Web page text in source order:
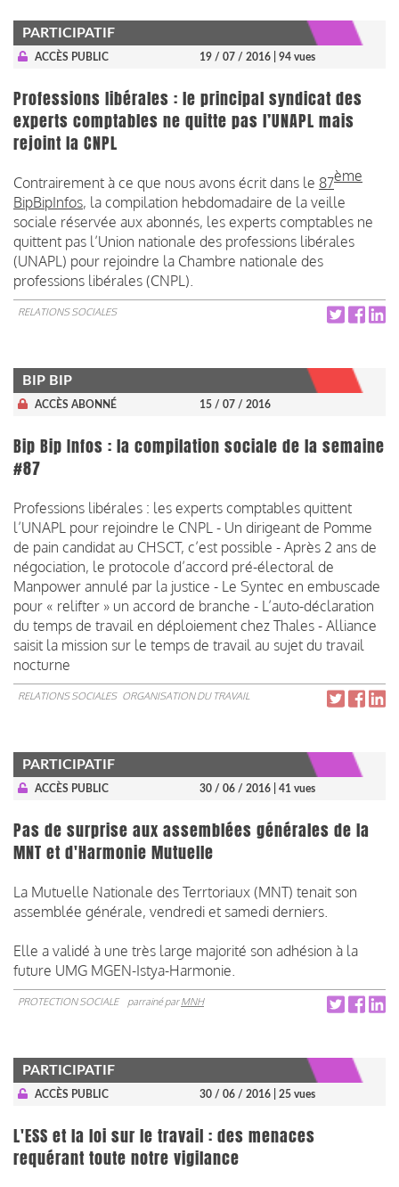
PARTICIPATIF
ACCÈS PUBLIC 19 / 07 / 2016 | 94 vues
Professions libérales : le principal syndicat des
experts comptables ne quitte pas l’UNAPL mais
rejoint la CNPL
Contrairement à ce que nous avons écrit dans le 87ème
BipBipInfos, la compilation hebdomadaire de la veille
sociale réservée aux abonnés, les experts comptables ne
quittent pas l’Union nationale des professions libérales
(UNAPL) pour rejoindre la Chambre nationale des
professions libérales (CNPL).
RELATIONS SOCIALES
BIP BIP
ACCÈS ABONNÉ 15 / 07 / 2016
Bip Bip Infos : la compilation sociale de la semaine
#87
Professions libérales : les experts comptables quittent
l’UNAPL pour rejoindre le CNPL - Un dirigeant de Pomme
de pain candidat au CHSCT, c’est possible - Après 2 ans de
négociation, le protocole d’accord pré-électoral de
Manpower annulé par la justice - Le Syntec en embuscade
pour « relifter » un accord de branche - L’auto-déclaration
du temps de travail en déploiement chez Thales - Alliance
saisit la mission sur le temps de travail au sujet du travail
nocturne
RELATIONS SOCIALES ORGANISATION DU TRAVAIL
PARTICIPATIF
ACCÈS PUBLIC 30 / 06 / 2016 | 41 vues
Pas de surprise aux assemblées générales de la
MNT et d'Harmonie Mutuelle
La Mutuelle Nationale des Terrtoriaux (MNT) tenait son
assemblée générale, vendredi et samedi derniers.
Elle a validé à une très large majorité son adhésion à la
future UMG MGEN-Istya-Harmonie.
PROTECTION SOCIALE parrainé parMNH
PARTICIPATIF
ACCÈS PUBLIC 30 / 06 / 2016 | 25 vues
L'ESS et la loi sur le travail : des menaces
requérant toute notre vigilance